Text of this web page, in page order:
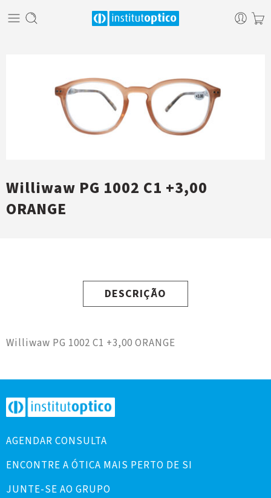
Williwaw PG 1002 C1 +3,00
ORANGE
DESCRIÇÃO
Williwaw PG 1002 C1 +3,00 ORANGE
AGENDAR CONSULTA
ENCONTRE A ÓTICA MAIS PERTO DE SI
JUNTE-SE AO GRUPO